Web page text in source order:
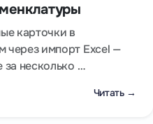
карточки в
через импорт Excel —
за несколько …
Читать →